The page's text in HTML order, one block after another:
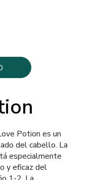
Potion es un
del cabello. La
especialmente
y eficaz del